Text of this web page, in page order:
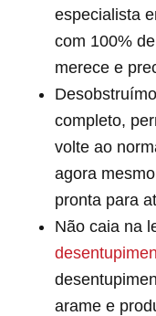
especialista
com 100%
merece e
completo,
volte ao
agora
pronta para
Não caia na
arame e